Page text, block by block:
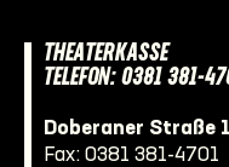
THEATERKASSE
TELEFON: 0381 381-
Doberaner Straße
Fax: 0381 381-4701